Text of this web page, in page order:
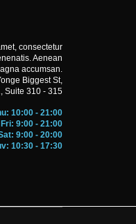
vel
consectetur
Aenean
accumsan.
Biggest St,
Suite 310 - 315
10:00 - 21:00
Fri: 9:00 - 21:00
9:00 - 20:00
10:30 - 17:30